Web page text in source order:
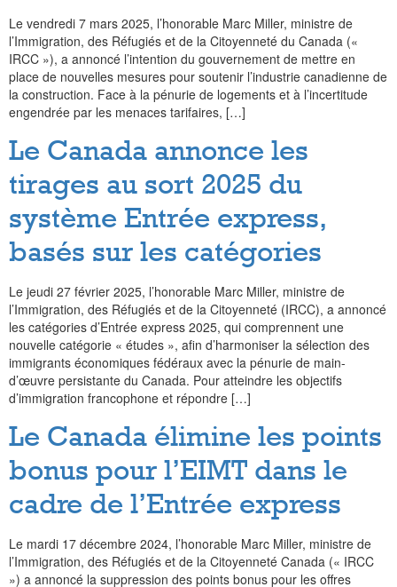
Le vendredi 7 mars 2025, l’honorable Marc Miller, ministre de
l’Immigration, des Réfugiés et de la Citoyenneté du Canada («
IRCC »), a annoncé l’intention du gouvernement de mettre en
place de nouvelles mesures pour soutenir l’industrie canadienne de
la construction. Face à la pénurie de logements et à l’incertitude
engendrée par les menaces tarifaires, […]
Le Canada annonce les
tirages au sort 2025 du
système Entrée express,
basés sur les catégories
Le jeudi 27 février 2025, l’honorable Marc Miller, ministre de
l’Immigration, des Réfugiés et de la Citoyenneté (IRCC), a annoncé
les catégories d’Entrée express 2025, qui comprennent une
nouvelle catégorie « études », afin d’harmoniser la sélection des
immigrants économiques fédéraux avec la pénurie de main-
d’œuvre persistante du Canada. Pour atteindre les objectifs
d’immigration francophone et répondre […]
Le Canada élimine les points
bonus pour l’EIMT dans le
cadre de l’Entrée express
Le mardi 17 décembre 2024, l’honorable Marc Miller, ministre de
l’Immigration, des Réfugiés et de la Citoyenneté Canada (« IRCC
») a annoncé la suppression des points bonus pour les offres